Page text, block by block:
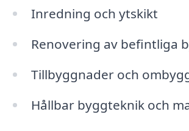
Inredning och ytskikt
Renovering av befintliga
Tillbyggnader och
Hållbar byggteknik och